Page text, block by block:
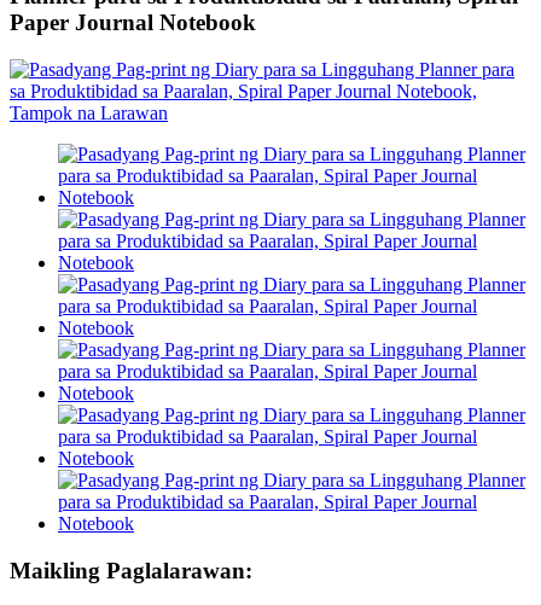
Paper Journal Notebook
Maikling Paglalarawan: